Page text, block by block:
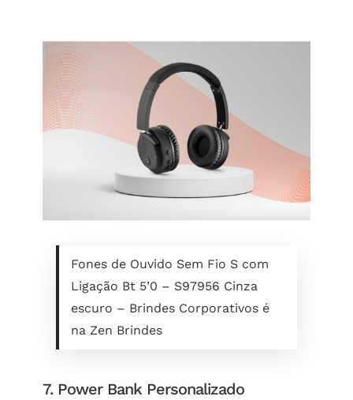
Fones de Ouvido Sem Fio S com
Ligação Bt 5’0 – S97956 Cinza
escuro – Brindes Corporativos é
na Zen Brindes
7. Power Bank Personalizado